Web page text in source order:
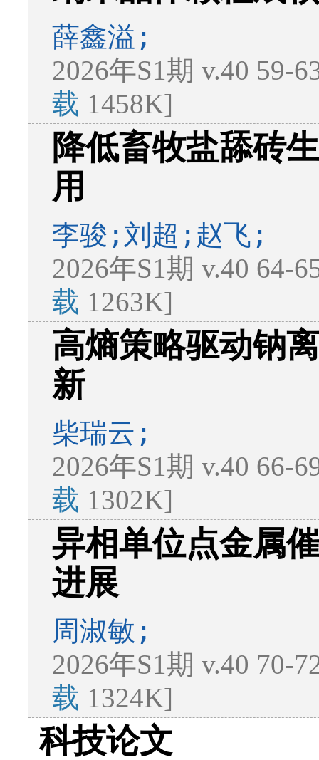
薛鑫溢;
2026年S1期 v.40 59-
载 1458K]
降低畜牧盐舔砖
用
李骏;刘超;赵飞;
2026年S1期 v.40 64-
载 1263K]
高熵策略驱动钠
新
柴瑞云;
2026年S1期 v.40 66-
载 1302K]
异相单位点金属
进展
周淑敏;
2026年S1期 v.40 70-
载 1324K]
科技论文